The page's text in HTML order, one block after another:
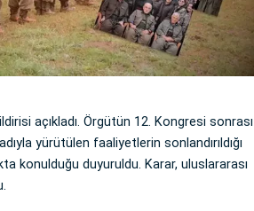
açıkladı. Örgütün 12. Kongresi sonrası
yürütülen faaliyetlerin sonlandırıldığı
konulduğu duyuruldu. Karar, uluslararası